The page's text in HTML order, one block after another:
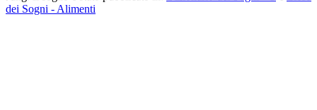
dei Sogni - Alimenti